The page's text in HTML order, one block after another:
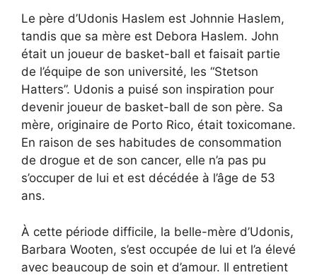
Le père d’Udonis Haslem est Johnnie Haslem,
tandis que sa mère est Debora Haslem. John
était un joueur de basket-ball et faisait partie
de l’équipe de son université, les “Stetson
Hatters”. Udonis a puisé son inspiration pour
devenir joueur de basket-ball de son père. Sa
mère, originaire de Porto Rico, était toxicomane.
En raison de ses habitudes de consommation
de drogue et de son cancer, elle n’a pas pu
s’occuper de lui et est décédée à l’âge de 53
ans.
À cette période difficile, la belle-mère d’Udonis,
Barbara Wooten, s’est occupée de lui et l’a élevé
avec beaucoup de soin et d’amour. Il entretient